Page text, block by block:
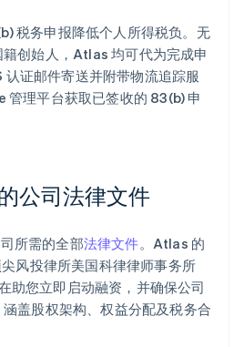
税务申报降低个人所得税负。无
创始人，Atlas 均可代为完成申
证邮件寄送并附带物流追踪服
管理平台获取已签收的 83(b) 申
公司法律文件
所需的全部法律文件。Atlas 的
风投律所美国科律律师事务所
助您立即启动融资，并确保公司
盖股权架构、权益分配及税务合